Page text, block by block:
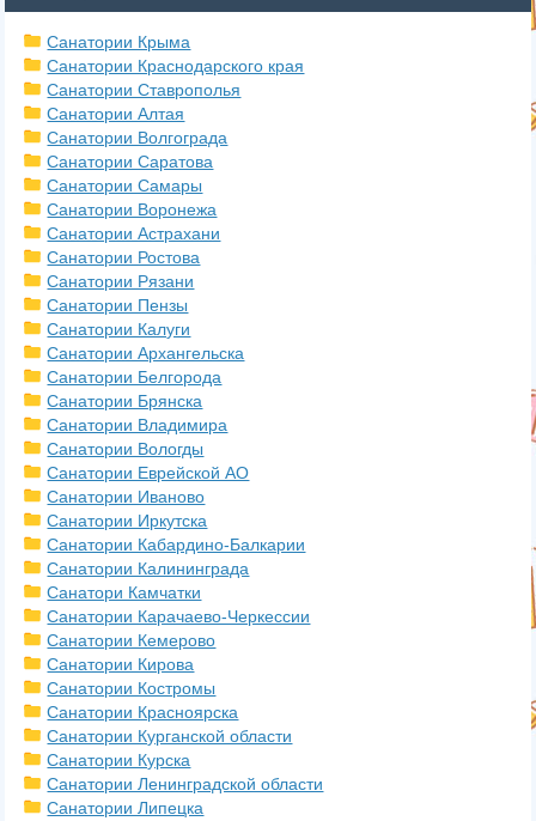
Санатории Крыма
Санатории Краснодарского края
Санатории Ставрополья
Санатории Алтая
Санатории Волгограда
Санатории Саратова
Санатории Самары
Санатории Воронежа
Санатории Астрахани
Санатории Ростова
Санатории Рязани
Санатории Пензы
Санатории Калуги
Санатории Архангельска
Санатории Белгорода
Санатории Брянска
Санатории Владимира
Санатории Вологды
Санатории Еврейской АО
Санатории Иваново
Санатории Иркутска
Санатории Кабардино-Балкарии
Санатории Калининграда
Санатори Камчатки
Санатории Карачаево-Черкессии
Санатории Кемерово
Санатории Кирова
Санатории Костромы
Санатории Красноярска
Санатории Курганской области
Санатории Курска
Санатории Ленинградской области
Санатории Липецка